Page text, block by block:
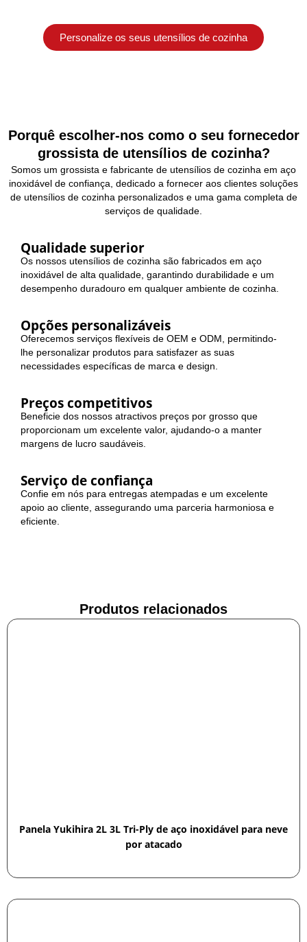
Personalize os seus utensílios de cozinha
Porquê escolher-nos como o seu fornecedor
grossista de utensílios de cozinha?
Somos um grossista e fabricante de utensílios de cozinha em aço
inoxidável de confiança, dedicado a fornecer aos clientes soluções
de utensílios de cozinha personalizados e uma gama completa de
serviços de qualidade.
Qualidade superior
Os nossos utensílios de cozinha são fabricados em aço
inoxidável de alta qualidade, garantindo durabilidade e um
desempenho duradouro em qualquer ambiente de cozinha.
Opções personalizáveis
Oferecemos serviços flexíveis de OEM e ODM, permitindo-
lhe personalizar produtos para satisfazer as suas
necessidades específicas de marca e design.
Preços competitivos
Beneficie dos nossos atractivos preços por grosso que
proporcionam um excelente valor, ajudando-o a manter
margens de lucro saudáveis.
Serviço de confiança
Confie em nós para entregas atempadas e um excelente
apoio ao cliente, assegurando uma parceria harmoniosa e
eficiente.
Produtos relacionados
Panela Yukihira 2L 3L Tri-Ply de aço inoxidável para neve
por atacado